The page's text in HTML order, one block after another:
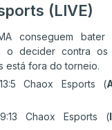
(LIVE)
conseguem
o decider contra os
está fora do torneio.
13:5 Chaox Esports (
9:13 Chaox Esports (